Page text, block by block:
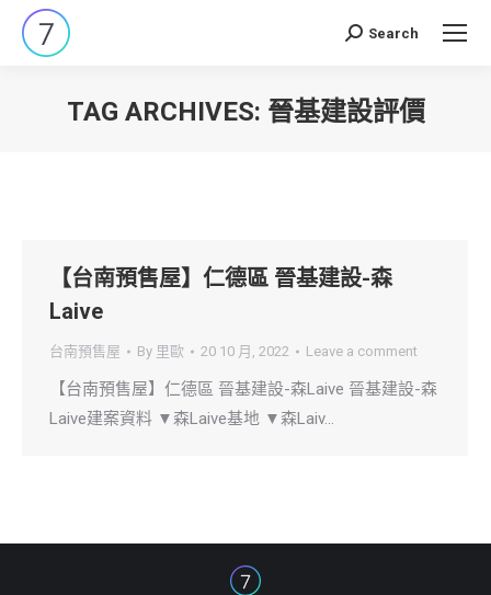
Search:
Search
TAG ARCHIVES: 晉基建設評價
【台南預售屋】仁德區 晉基建設-森
Laive
台南預售屋 By 里歐 20 10 月, 2022 Leave a comment
【台南預售屋】仁德區 晉基建設-森Laive 晉基建設-森
Laive建案資料 ▼森Laive基地 ▼森Laiv…